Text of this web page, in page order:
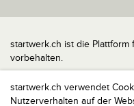
startwerk.ch verwendet
Nutzerverhalten auf der
startwerk.ch ist die Plattform
vorbehalten.
Impressum
Kontakt